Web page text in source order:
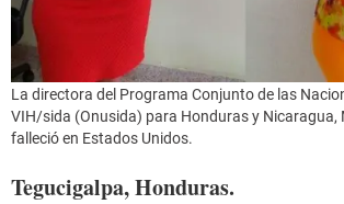
La directora del Programa Conjunto de las
VIH/sida (Onusida) para Honduras y Nicaragua,
falleció en Estados Unidos.
Tegucigalpa, Honduras.